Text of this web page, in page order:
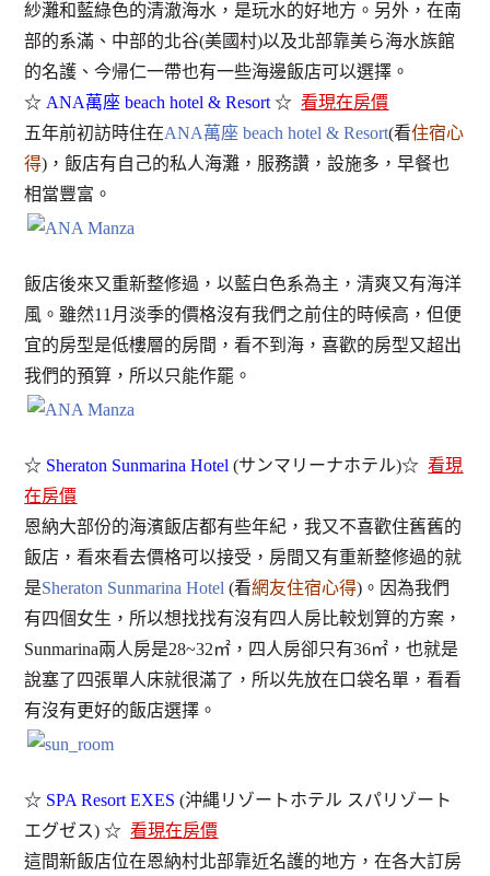
紗灘和藍綠色的清澈海水，是玩水的好地方。另外，在南
部的系滿、中部的北谷(美國村)以及北部靠美ら海水族館
的名護、今帰仁一帶也有一些海邊飯店可以選擇。
☆ ANA萬座 beach hotel & Resort ☆看現在房價
五年前初訪時住在ANA萬座 beach hotel & Resort(看住宿心
得)，飯店有自己的私人海灘，服務讚，設施多，早餐也
相當豐富。
飯店後來又重新整修過，以藍白色系為主，清爽又有海洋
風。雖然11月淡季的價格沒有我們之前住的時候高，但便
宜的房型是低樓層的房間，看不到海，喜歡的房型又超出
我們的預算，所以只能作罷。
☆ Sheraton Sunmarina Hotel (サンマリーナホテル)☆看現
在房價
恩納大部份的海濱飯店都有些年紀，我又不喜歡住舊舊的
飯店，看來看去價格可以接受，房間又有重新整修過的就
是Sheraton Sunmarina Hotel (看網友住宿心得)。因為我們
有四個女生，所以想找找有沒有四人房比較划算的方案，
Sunmarina兩人房是28~32㎡，四人房卻只有36㎡，也就是
說塞了四張單人床就很滿了，所以先放在口袋名單，看看
有沒有更好的飯店選擇。
☆ SPA Resort EXES (沖縄リゾートホテル スパリゾート
エグゼス) ☆看現在房價
這間新飯店位在恩納村北部靠近名護的地方，在各大訂房